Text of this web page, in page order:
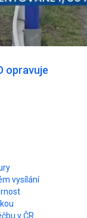
opravuje
vysílání
v ČR